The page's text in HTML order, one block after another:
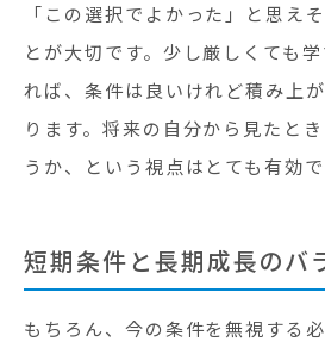
「この選択でよかった」と思え
とが大切です。少し厳しくても
れば、条件は良いけれど積み上
ります。将来の自分から見たと
うか、という視点はとても有効で
短期条件と長期成長のバ
もちろん、今の条件を無視する